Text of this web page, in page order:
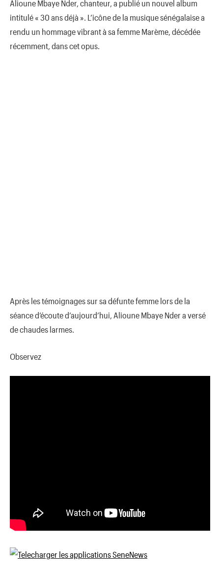
Alioune Mbaye Nder, chanteur, a publié un nouvel album
intitulé « 30 ans déjà ». L’icône de la musique sénégalaise a
rendu un hommage vibrant à sa femme Marème, décédée
récemment, dans cet opus.
Après les témoignages sur sa défunte femme lors de la
séance d’écoute d’aujourd’hui, Alioune Mbaye Nder a versé
de chaudes larmes.
Observez